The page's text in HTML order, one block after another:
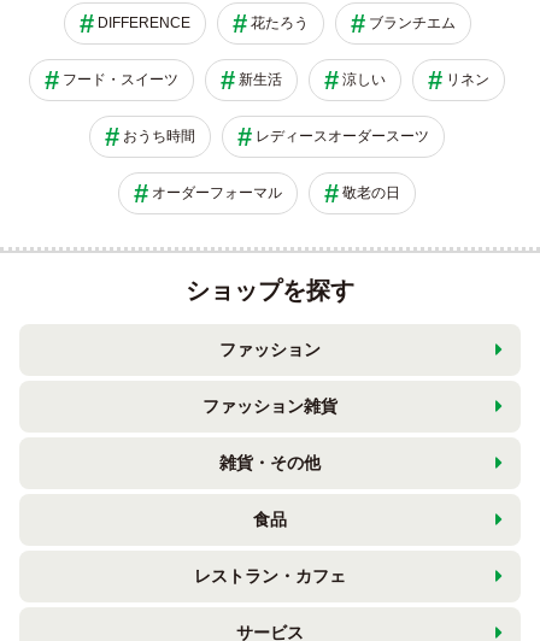
DIFFERENCE 花たろう ブランチエム
フード・スイーツ 新生活 涼しい リネン
おうち時間 レディースオーダースーツ
オーダーフォーマル 敬老の日
ショップを探す
ファッション
ファッション雑貨
雑貨・その他
食品
レストラン・カフェ
サービス